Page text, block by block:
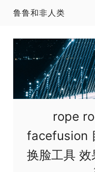
鲁鲁和非人类
rope
facefusion
换脸工具